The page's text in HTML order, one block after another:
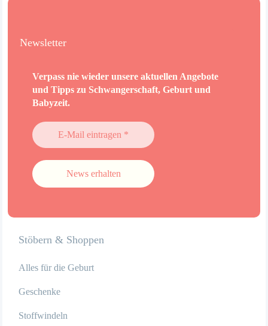
Newsletter
Verpass nie wieder unsere aktuellen Angebote
und Tipps zu Schwangerschaft, Geburt und
Babyzeit.
E-
Mail
*
Stöbern & Shoppen
Alles für die Geburt
Geschenke
Stoffwindeln